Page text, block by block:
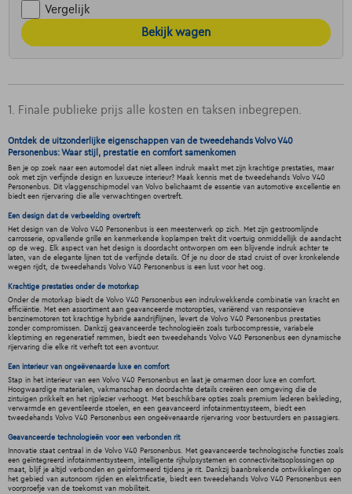
Vergelijk
Bekijk wagen
1. Finale publieke prijs alle kosten en taksen inbegrepen.
Ontdek de uitzonderlijke eigenschappen van de tweedehands Volvo V40
Personenbus: Waar stijl, prestatie en comfort samenkomen
Ben je op zoek naar een automodel dat niet alleen indruk maakt met zijn krachtige prestaties, maar
ook met zijn verfijnde design en luxueuze interieur? Maak kennis met de tweedehands Volvo V40
Personenbus. Dit vlaggenschipmodel van Volvo belichaamt de essentie van automotive excellentie en
biedt een rijervaring die alle verwachtingen overtreft.
Een design dat de verbeelding overtreft
Het design van de Volvo V40 Personenbus is een meesterwerk op zich. Met zijn gestroomlijnde
carrosserie, opvallende grille en kenmerkende koplampen trekt dit voertuig onmiddellijk de aandacht
op de weg. Elk aspect van het design is doordacht ontworpen om een blijvende indruk achter te
laten, van de elegante lijnen tot de verfijnde details. Of je nu door de stad cruist of over kronkelende
wegen rijdt, de tweedehands Volvo V40 Personenbus is een lust voor het oog.
Krachtige prestaties onder de motorkap
Onder de motorkap biedt de Volvo V40 Personenbus een indrukwekkende combinatie van kracht en
efficiëntie. Met een assortiment aan geavanceerde motoropties, variërend van responsieve
benzinemotoren tot krachtige hybride aandrijflijnen, levert de Volvo V40 Personenbus prestaties
zonder compromissen. Dankzij geavanceerde technologieën zoals turbocompressie, variabele
kleptiming en regeneratief remmen, biedt een tweedehands Volvo V40 Personenbus een dynamische
rijervaring die elke rit verheft tot een avontuur.
Een interieur van ongeëvenaarde luxe en comfort
Stap in het interieur van een Volvo V40 Personenbus en laat je omarmen door luxe en comfort.
Hoogwaardige materialen, vakmanschap en doordachte details creëren een omgeving die de
zintuigen prikkelt en het rijplezier verhoogt. Met beschikbare opties zoals premium lederen bekleding,
verwarmde en geventileerde stoelen, en een geavanceerd infotainmentsysteem, biedt een
tweedehands Volvo V40 Personenbus een ongeëvenaarde rijervaring voor bestuurders en passagiers.
Geavanceerde technologieën voor een verbonden rit
Innovatie staat centraal in de Volvo V40 Personenbus. Met geavanceerde technologische functies zoals
een geïntegreerd infotainmentsysteem, intelligente rijhulpsystemen en connectiviteitsoplossingen op
maat, blijf je altijd verbonden en geïnformeerd tijdens je rit. Dankzij baanbrekende ontwikkelingen op
het gebied van autonoom rijden en elektrificatie, biedt een tweedehands Volvo V40 Personenbus een
voorproefje van de toekomst van mobiliteit.